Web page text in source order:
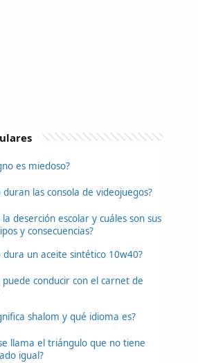
es miedoso?
duran las consola de videojuegos?
la deserción escolar y cuáles son sus
y consecuencias?
dura un aceite sintético 10w40?
puede conducir con el carnet de
shalom y qué idioma es?
llama el triángulo que no tiene
igual?